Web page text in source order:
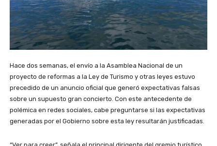
Hace dos semanas, el envío a la Asamblea Nacional de un
proyecto de reformas a la Ley de Turismo y otras leyes estuvo
precedido de un anuncio oficial que generó expectativas falsas
sobre un supuesto gran concierto. Con este antecedente de
polémica en redes sociales, cabe preguntarse si las expectativas
generadas por el Gobierno sobre esta ley resultarán justificadas.